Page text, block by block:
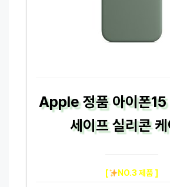
Apple 정품 아이폰15
세이프 실리콘
[ NO.3 제품 ]